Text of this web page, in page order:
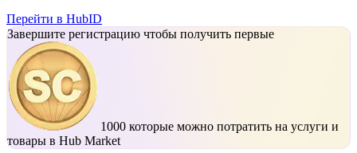
Перейти в HubID
Завершите регистрацию чтобы получить первые
1000 которые можно потратить на услуги и
товары в Hub Market